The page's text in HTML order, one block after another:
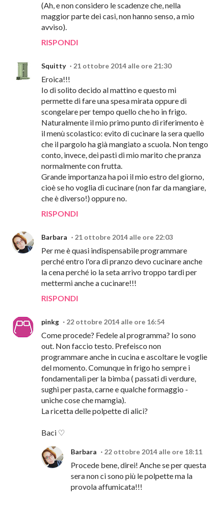
(Ah, e non considero le scadenze che, nella
maggior parte dei casi, non hanno senso, a mio
avviso).
RISPONDI
Squitty 21 ottobre 2014 alle ore 21:30
Eroica!!!
Io di solito decido al mattino e questo mi
permette di fare una spesa mirata oppure di
scongelare per tempo quello che ho in frigo.
Naturalmente il mio primo punto di riferimento è
il menù scolastico: evito di cucinare la sera quello
che il pargolo ha già mangiato a scuola. Non tengo
conto, invece, dei pasti di mio marito che pranza
normalmente con frutta.
Grande importanza ha poi il mio estro del giorno,
cioè se ho voglia di cucinare (non far da mangiare,
che è diverso!) oppure no.
RISPONDI
Barbara 21 ottobre 2014 alle ore 22:03
Per me è quasi indispensabile programmare
perché entro l'ora di pranzo devo cucinare anche
la cena perché io la seta arrivo troppo tardi per
mettermi anche a cucinare!!!
RISPONDI
pinkg 22 ottobre 2014 alle ore 16:54
Come procede? Fedele al programma? Io sono
out. Non faccio testo. Prefeisco non
programmare anche in cucina e ascoltare le voglie
del momento. Comunque in frigo ho sempre i
fondamentali per la bimba ( passati di verdure,
sughi per pasta, carne e qualche formaggio -
uniche cose che mamgia).
La ricetta delle polpette di alici?
Baci ♡
Barbara 22 ottobre 2014 alle ore 18:11
Procede bene, direi! Anche se per questa
sera non ci sono più le polpette ma la
provola affumicata!!!